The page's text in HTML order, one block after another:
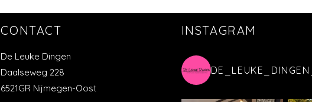
CONTACT
De Leuke Dingen
Daalseweg 228
6521GR Nijmegen-Oost
INSTAGRAM